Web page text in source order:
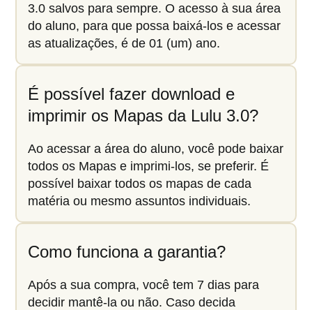
3.0 salvos para sempre. O acesso à sua área
do aluno, para que possa baixá-los e acessar
as atualizações, é de 01 (um) ano.
É possível fazer download e
imprimir os Mapas da Lulu 3.0?
Ao acessar a área do aluno, você pode baixar
todos os Mapas e imprimi-los, se preferir. É
possível baixar todos os mapas de cada
matéria ou mesmo assuntos individuais.
Como funciona a garantia?
Após a sua compra, você tem 7 dias para
decidir mantê-la ou não. Caso decida